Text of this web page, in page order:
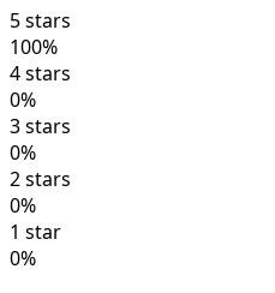
5 stars
100%
4 stars
0%
3 stars
0%
2 stars
0%
1 star
0%